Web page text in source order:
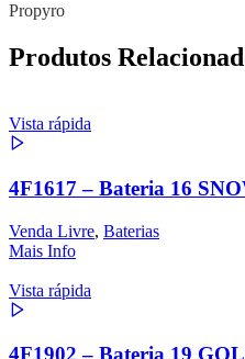
Propyro
Produtos
Vista rápida
4F1617 – Bateria 16
Venda Livre, Baterias
Mais Info
Vista rápida
4F1902 – Bateria 19